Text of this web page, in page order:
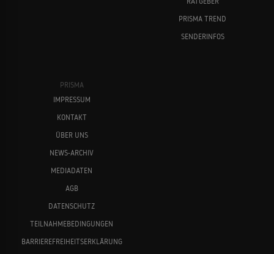
PRISMA TREND
SENDERINFOS
PRISMA
IMPRESSUM
KONTAKT
ÜBER UNS
NEWS-ARCHIV
MEDIADATEN
AGB
DATENSCHUTZ
TEILNAHMEBEDINGUNGEN
BARRIEREFREIHEITSERKLÄRUNG